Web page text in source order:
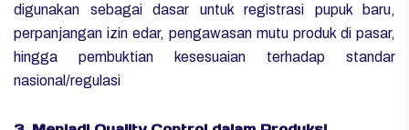
digunakan sebagai dasar untuk registrasi pupuk baru,
perpanjangan izin edar, pengawasan mutu produk di pasar,
hingga pembuktian kesesuaian terhadap standar
nasional/regulasi